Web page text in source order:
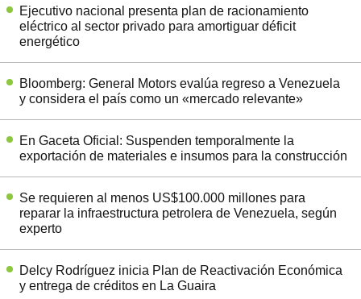
Ejecutivo nacional presenta plan de racionamiento
eléctrico al sector privado para amortiguar déficit
energético
Bloomberg: General Motors evalúa regreso a Venezuela
y considera el país como un «mercado relevante»
En Gaceta Oficial: Suspenden temporalmente la
exportación de materiales e insumos para la construcción
Se requieren al menos US$100.000 millones para
reparar la infraestructura petrolera de Venezuela, según
experto
Delcy Rodríguez inicia Plan de Reactivación Económica
y entrega de créditos en La Guaira